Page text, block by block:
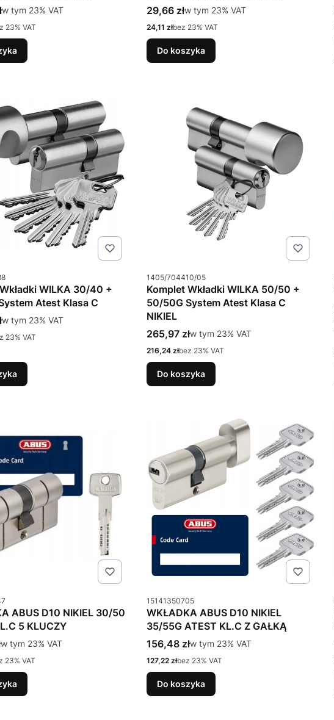
w tym %s VAT
w tym 23% VAT
23% VAT
Cena brutto
29,66 złw tym %s VAT
w tym 23% VAT
Cena netto
24,11 złbez 23% VAT
Do koszyka
WILKA 30/40 +
Atest Klasa C
w tym %s VAT
w tym 23% VAT
23% VAT
Kod produktu
1405/704410/05
Komplet Wkładki WILKA 50/50 +
50/50G System Atest Klasa C
NIKIEL
Cena brutto
265,97 złw tym %s VAT
w tym 23% VAT
Cena netto
216,24 złbez 23% VAT
Do koszyka
ABUS D10 NIKIEL 30/50
5 KLUCZY
w tym %s VAT
w tym 23% VAT
23% VAT
Kod produktu
15141350705
WKŁADKA ABUS D10 NIKIEL
35/55G ATEST KL.C Z GAŁKĄ
Cena brutto
156,48 złw tym %s VAT
w tym 23% VAT
Cena netto
127,22 złbez 23% VAT
Do koszyka